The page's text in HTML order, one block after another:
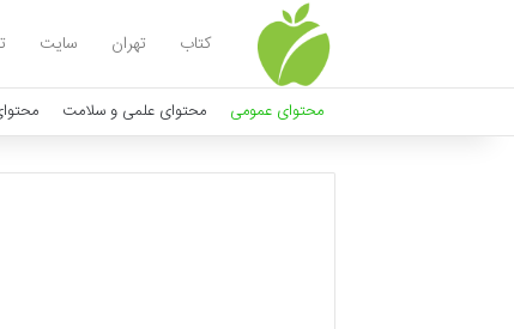
کتاب تهران سایت
محتوای عمومی محتوای علمی و سلامت